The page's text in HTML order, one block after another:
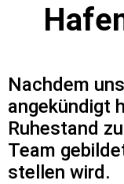
Nachdem
angekündigt
Ruhestand
Team
stellen wird.